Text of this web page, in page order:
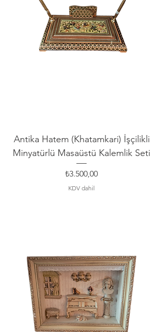
Antika Hatem (Khatamkari) İşçilikli
Minyatürlü Masaüstü Kalemlik Seti
Fiyat
₺3.500,00
KDV dahil